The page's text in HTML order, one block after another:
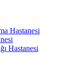
Hastanesi
Hastanesi